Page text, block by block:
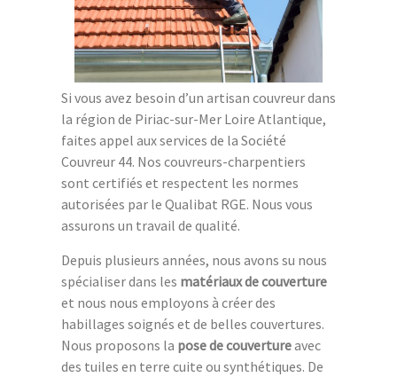
Si vous avez besoin d’un artisan couvreur dans
la région de Piriac-sur-Mer Loire Atlantique,
faites appel aux services de la Société
Couvreur 44. Nos couvreurs-charpentiers
sont certifiés et respectent les normes
autorisées par le Qualibat RGE. Nous vous
assurons un travail de qualité.
Depuis plusieurs années, nous avons su nous
spécialiser dans les matériaux de couverture
et nous nous employons à créer des
habillages soignés et de belles couvertures.
Nous proposons la pose de couvertureavec
des tuiles en terre cuite ou synthétiques. De